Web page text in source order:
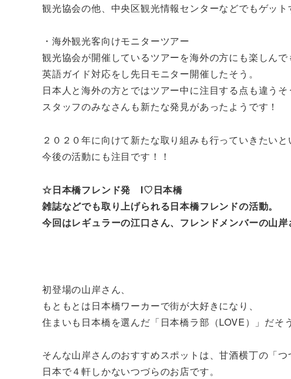
観光協会の他、中央区観光情報センターなどでもゲット
・海外観光客向けモニターツアー
観光協会が開催しているツアーを海外の方にも楽しんで
英語ガイド対応をし先日モニター開催したそう。
日本人と海外の方とではツアー中に注目する点も違うそ
スタッフのみなさんも新たな発見があったようです！
２０２０年に向けて新たな取り組みも行っていきたいと
今後の活動にも注目です！！
☆日本橋フレンド発 I♡日本橋
雑誌などでも取り上げられる日本橋フレンドの活動。
今回はレギュラーの江口さん、フレンドメンバーの山岸
初登場の山岸さん、
もともとは日本橋ワーカーで街が大好きになり、
住まいも日本橋を選んだ「日本橋ラ部（LOVE）」だそ
そんな山岸さんのおすすめスポットは、甘酒横丁の「つ
日本で４軒しかないつづらのお店です。